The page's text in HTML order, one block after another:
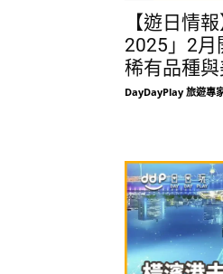
【遊日情
2025」2月
稀有品種與
DayDayPlay 旅遊專